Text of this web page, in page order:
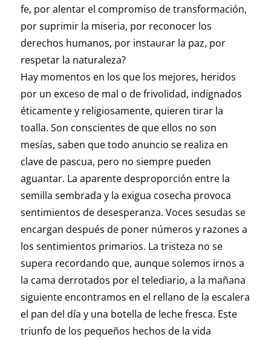
fe, por alentar el compromiso de transformación,
por suprimir la miseria, por reconocer los
derechos humanos, por instaurar la paz, por
respetar la naturaleza?
Hay momentos en los que los mejores, heridos
por un exceso de mal o de frivolidad, indignados
éticamente y religiosamente, quieren tirar la
toalla. Son conscientes de que ellos no son
mesías, saben que todo anuncio se realiza en
clave de pascua, pero no siempre pueden
aguantar. La aparente desproporción entre la
semilla sembrada y la exigua cosecha provoca
sentimientos de desesperanza. Voces sesudas se
encargan después de poner números y razones a
los sentimientos primarios. La tristeza no se
supera recordando que, aunque solemos irnos a
la cama derrotados por el telediario, a la mañana
siguiente encontramos en el rellano de la escalera
el pan del día y una botella de leche fresca. Este
triunfo de los pequeños hechos de la vida